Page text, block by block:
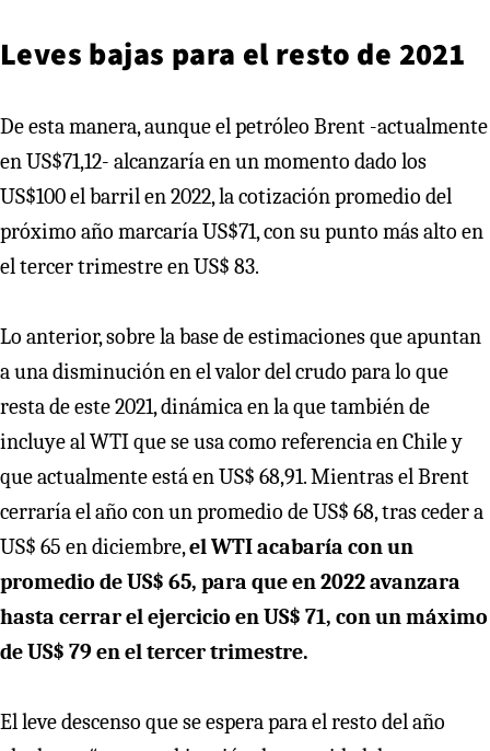
Leves bajas para el resto de 2021
De esta manera, aunque el petróleo Brent -actualmente
en US$71,12- alcanzaría en un momento dado los
US$100 el barril en 2022, la cotización promedio del
próximo año marcaría US$71, con su punto más alto en
el tercer trimestre en US$ 83.
Lo anterior, sobre la base de estimaciones que apuntan
a una disminución en el valor del crudo para lo que
resta de este 2021, dinámica en la que también de
incluye al WTI que se usa como referencia en Chile y
que actualmente está en US$ 68,91. Mientras el Brent
cerraría el año con un promedio de US$ 68, tras ceder a
US$ 65 en diciembre,el WTI acabaría con un
promedio de US$ 65, para que en 2022 avanzara
hasta cerrar el ejercicio en US$ 71, con un máximo
de US$ 79 en el tercer trimestre.
El leve descenso que se espera para el resto del año